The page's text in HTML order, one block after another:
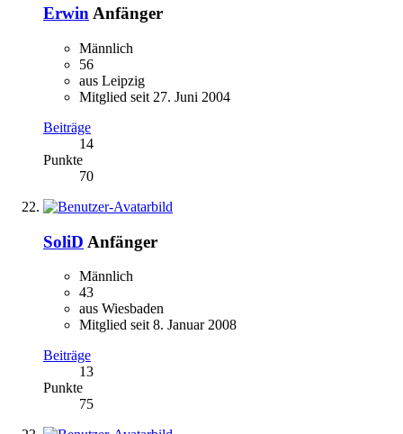
ErwinAnfänger
Männlich
56
aus Leipzig
Mitglied seit 27. Juni 2004
Beiträge
14
Punkte
70
SoliD Anfänger
Männlich
43
aus Wiesbaden
Mitglied seit 8. Januar 2008
Beiträge
13
Punkte
75